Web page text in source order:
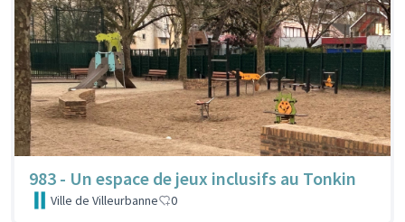
983 - Un espace de jeux inclusifs au Tonkin
Ville de Villeurbanne 0